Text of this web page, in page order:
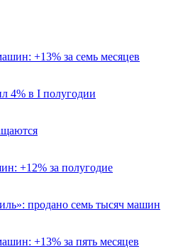
+13% за семь месяцев
4% в I полугодии
+12% за полугодие
продано семь тысяч машин
+13% за пять месяцев